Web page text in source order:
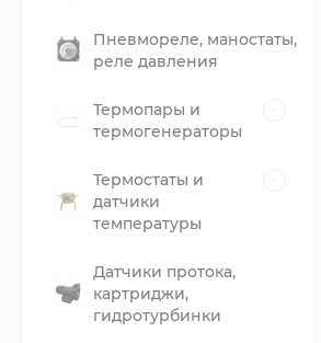
Пневмореле, маностаты,
реле давления
Термопары и
термогенераторы
Термостаты и
датчики
температуры
Датчики протока,
картриджи,
гидротурбинки